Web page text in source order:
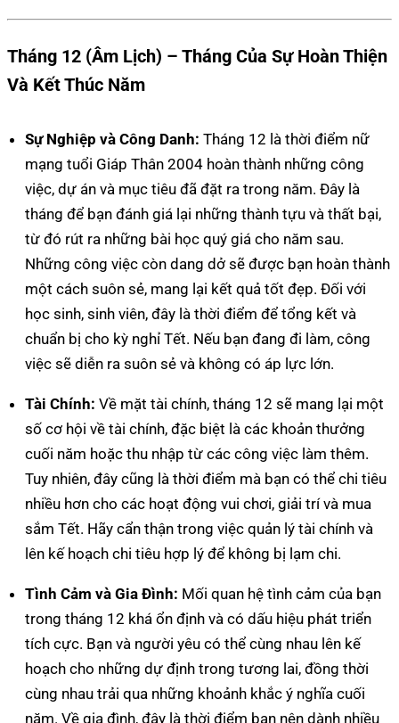
Tháng 12 (Âm Lịch) – Tháng Của Sự Hoàn Thiện
Và Kết Thúc Năm
Sự Nghiệp và Công Danh: Tháng 12 là thời điểm nữ
mạng tuổi Giáp Thân 2004 hoàn thành những công
việc, dự án và mục tiêu đã đặt ra trong năm. Đây là
tháng để bạn đánh giá lại những thành tựu và thất bại,
từ đó rút ra những bài học quý giá cho năm sau.
Những công việc còn dang dở sẽ được bạn hoàn thành
một cách suôn sẻ, mang lại kết quả tốt đẹp. Đối với
học sinh, sinh viên, đây là thời điểm để tổng kết và
chuẩn bị cho kỳ nghỉ Tết. Nếu bạn đang đi làm, công
việc sẽ diễn ra suôn sẻ và không có áp lực lớn.
Tài Chính: Về mặt tài chính, tháng 12 sẽ mang lại một
số cơ hội về tài chính, đặc biệt là các khoản thưởng
cuối năm hoặc thu nhập từ các công việc làm thêm.
Tuy nhiên, đây cũng là thời điểm mà bạn có thể chi tiêu
nhiều hơn cho các hoạt động vui chơi, giải trí và mua
sắm Tết. Hãy cẩn thận trong việc quản lý tài chính và
lên kế hoạch chi tiêu hợp lý để không bị lạm chi.
Tình Cảm và Gia Đình: Mối quan hệ tình cảm của bạn
trong tháng 12 khá ổn định và có dấu hiệu phát triển
tích cực. Bạn và người yêu có thể cùng nhau lên kế
hoạch cho những dự định trong tương lai, đồng thời
cùng nhau trải qua những khoảnh khắc ý nghĩa cuối
năm. Về gia đình, đây là thời điểm bạn nên dành nhiều